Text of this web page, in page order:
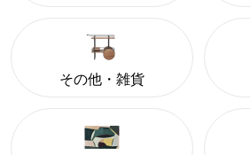
その他・雑貨